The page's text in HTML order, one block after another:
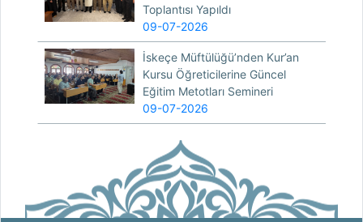
Toplantısı Yapıldı
09-07-2026
İskeçe Müftülüğü’nden Kur’an
Kursu Öğreticilerine Güncel
Eğitim Metotları Semineri
09-07-2026